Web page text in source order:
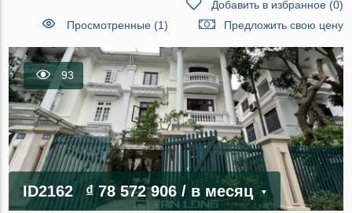
Добавить в избранное(0)
Просмотренные (1)
Предложить свою цену
93
ID2162 ₫ 78 572 906/ в месяц